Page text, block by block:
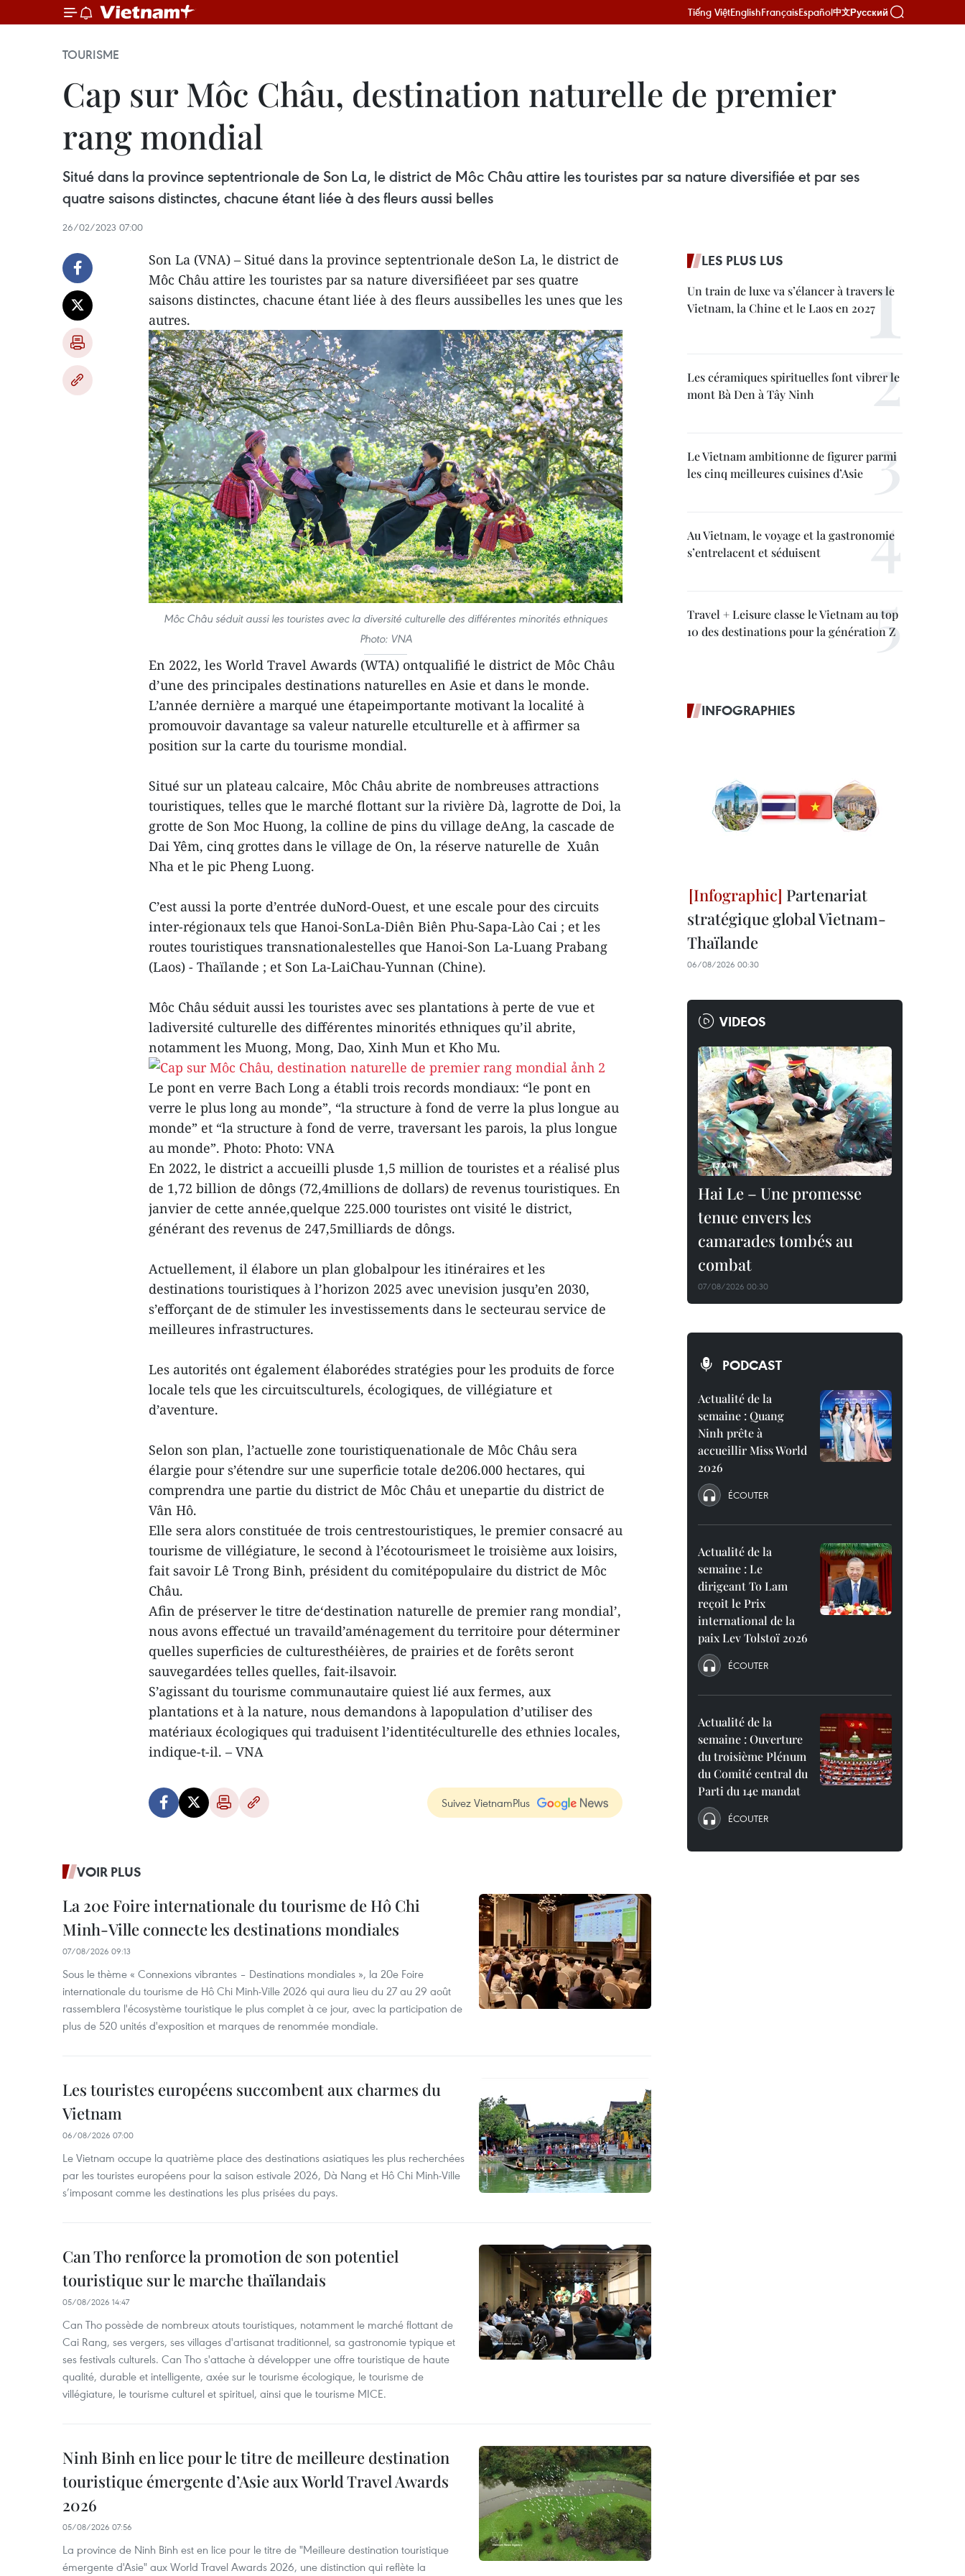
Tiếng ViệtEnglishFrançaisEspañol中文Русский
TOURISME
Cap sur Môc Châu, destination naturelle de premier
rang mondial
Situé dans la province septentrionale de Son La, le district de Môc Châu attire les touristes par sa nature diversifiée et par ses
quatre saisons distinctes, chacune étant liée à des fleurs aussi belles
26/02/2023 07:00
Son La (VNA) – Situé dans la province septentrionale deSon La, le district de
Môc Châu attire les touristes par sa nature diversifiéeet par ses quatre
saisons distinctes, chacune étant liée à des fleurs aussibelles les unes que les
autres.
Môc Châu séduit aussi les touristes avec la diversité culturelle des différentes minorités ethniques
Photo: VNA
En 2022, les World Travel Awards (WTA) ontqualifié le district de Môc Châu
d’une des principales destinations naturelles en Asie et dans le monde.
L’année dernière a marqué une étapeimportante motivant la localité à
promouvoir davantage sa valeur naturelle etculturelle et à affirmer sa
position sur la carte du tourisme mondial.
Situé sur un plateau calcaire, Môc Châu abrite de nombreuses attractions
touristiques, telles que le marché flottant sur la rivière Dà, lagrotte de Doi, la
grotte de Son Moc Huong, la colline de pins du village deAng, la cascade de
Dai Yêm, cinq grottes dans le village de On, la réserve naturelle de Xuân
Nha et le pic Pheng Luong.
C’est aussi la porte d’entrée duNord-Ouest, et une escale pour des circuits
inter-régionaux tels que Hanoi-SonLa-Diên Biên Phu-Sapa-Lào Cai ; et les
routes touristiques transnationalestelles que Hanoi-Son La-Luang Prabang
(Laos) - Thaïlande ; et Son La-LaiChau-Yunnan (Chine).
Môc Châu séduit aussi les touristes avec ses plantations à perte de vue et
ladiversité culturelle des différentes minorités ethniques qu’il abrite,
notamment les Muong, Mong, Dao, Xinh Mun et Kho Mu.
Le pont en verre Bach Long a établi trois records mondiaux: “le pont en
verre le plus long au monde”, “la structure à fond de verre la plus longue au
monde” et “la structure à fond de verre, traversant les parois, la plus longue
au monde”. Photo: Photo: VNA
En 2022, le district a accueilli plusde 1,5 million de touristes et a réalisé plus
de 1,72 billion de dôngs (72,4millions de dollars) de revenus touristiques. En
janvier de cette année,quelque 225.000 touristes ont visité le district,
générant des revenus de 247,5milliards de dôngs.
Actuellement, il élabore un plan globalpour les itinéraires et les
destinations touristiques à l’horizon 2025 avec unevision jusqu’en 2030,
s’efforçant de de stimuler les investissements dans le secteurau service de
meilleures infrastructures.
Les autorités ont également élaborédes stratégies pour les produits de force
locale tels que les circuitsculturels, écologiques, de villégiature et
d’aventure.
Selon son plan, l’actuelle zone touristiquenationale de Môc Châu sera
élargie pour s’étendre sur une superficie totale de206.000 hectares, qui
comprendra une partie du district de Môc Châu et unepartie du district de
Vân Hô.
Elle sera alors constituée de trois centrestouristiques, le premier consacré au
tourisme de villégiature, le second à l’écotourismeet le troisième aux loisirs,
fait savoir Lê Trong Binh, président du comitépopulaire du district de Môc
Châu.
Afin de préserver le titre de‘destination naturelle de premier rang mondial’,
nous avons effectué un travaild’aménagement du territoire pour déterminer
quelles superficies de culturesthéières, de prairies et de forêts seront
sauvegardées telles quelles, fait-ilsavoir.
S’agissant du tourisme communautaire quiest lié aux fermes, aux
plantations et à la nature, nous demandons à lapopulation d’utiliser des
matériaux écologiques qui traduisent l’identitéculturelle des ethnies locales,
indique-t-il. – VNA
Suivez VietnamPlus
VOIR PLUS
La 20e Foire internationale du tourisme de Hô Chi
Minh-Ville connecte les destinations mondiales
07/08/2026 09:13
Sous le thème « Connexions vibrantes – Destinations mondiales », la 20e Foire
internationale du tourisme de Hô Chi Minh-Ville 2026 qui aura lieu du 27 au 29 août
rassemblera l'écosystème touristique le plus complet à ce jour, avec la participation de
plus de 520 unités d'exposition et marques de renommée mondiale.
Les touristes européens succombent aux charmes du
Vietnam
06/08/2026 07:00
Le Vietnam occupe la quatrième place des destinations asiatiques les plus recherchées
par les touristes européens pour la saison estivale 2026, Dà Nang et Hô Chi Minh-Ville
s’imposant comme les destinations les plus prisées du pays.
Can Tho renforce la promotion de son potentiel
touristique sur le marche thaïlandais
05/08/2026 14:47
Can Tho possède de nombreux atouts touristiques, notamment le marché flottant de
Cai Rang, ses vergers, ses villages d'artisanat traditionnel, sa gastronomie typique et
ses festivals culturels. Can Tho s'attache à développer une offre touristique de haute
qualité, durable et intelligente, axée sur le tourisme écologique, le tourisme de
villégiature, le tourisme culturel et spirituel, ainsi que le tourisme MICE.
Ninh Binh en lice pour le titre de meilleure destination
touristique émergente d’Asie aux World Travel Awards
2026
05/08/2026 07:56
La province de Ninh Binh est en lice pour le titre de "Meilleure destination touristique
émergente d'Asie" aux World Travel Awards 2026, une distinction qui reflète la
LES PLUS LUS
Un train de luxe va s’élancer à travers le
Vietnam, la Chine et le Laos en 2027
Les céramiques spirituelles font vibrer le
mont Bà Den à Tây Ninh
Le Vietnam ambitionne de figurer parmi
les cinq meilleures cuisines d’Asie
Au Vietnam, le voyage et la gastronomie
s’entrelacent et séduisent
Travel + Leisure classe le Vietnam au top
10 des destinations pour la génération Z
INFOGRAPHIES
Partenariat
stratégique global Vietnam-
Thaïlande
06/08/2026 00:30
VIDEOS
Hai Le – Une promesse
tenue envers les
camarades tombés au
combat
07/08/2026 00:30
PODCAST
Actualité de la
semaine : Quang
Ninh prête à
accueillir Miss World
2026
ÉCOUTER
Actualité de la
semaine : Le
dirigeant To Lam
reçoit le Prix
international de la
paix Lev Tolstoï 2026
ÉCOUTER
Actualité de la
semaine : Ouverture
du troisième Plénum
du Comité central du
Parti du 14e mandat
ÉCOUTER